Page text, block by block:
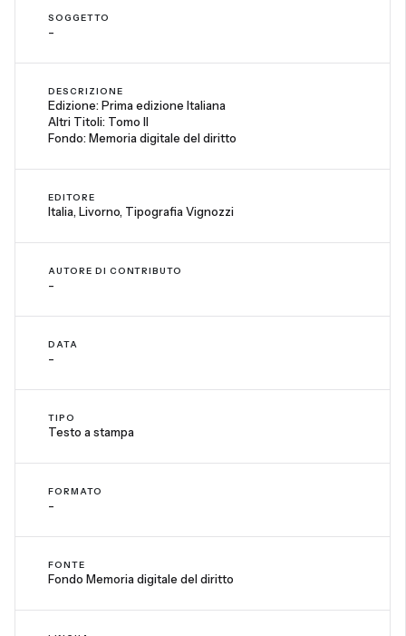
SOGGETTO
-
DESCRIZIONE
Edizione: Prima edizione Italiana
Altri Titoli: Tomo II
Fondo: Memoria digitale del diritto
EDITORE
Italia, Livorno, Tipografia Vignozzi
AUTORE DI CONTRIBUTO
-
DATA
-
TIPO
Testo a stampa
FORMATO
-
FONTE
Fondo Memoria digitale del diritto